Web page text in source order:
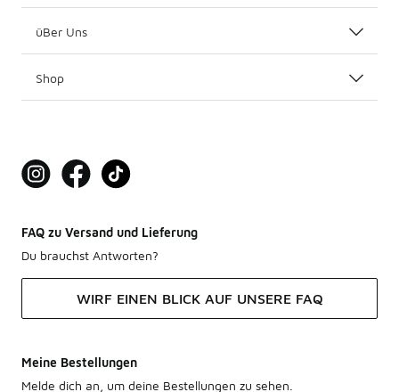
üBer Uns
Shop
FAQ zu Versand und Lieferung
Du brauchst Antworten?
WIRF EINEN BLICK AUF UNSERE FAQ
Meine Bestellungen
Melde dich an, um deine Bestellungen zu sehen.